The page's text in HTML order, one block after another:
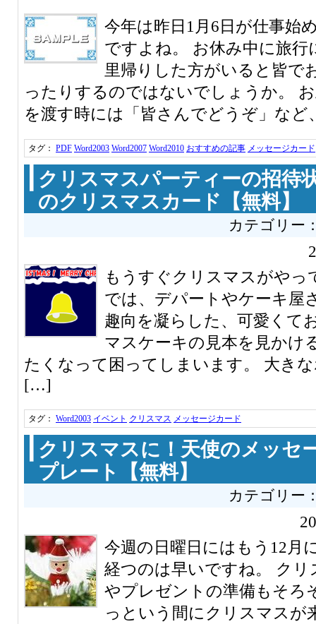
今年は昨日1月6日が仕事始
ですよね。 お休み中に旅行
里帰りした方がいると皆で
ったりするのではないでしょうか。
を渡す時には「皆さんでどうぞ」な
タグ： PDF Word2003 Word2007 Word2010 おすすめの記事 メッセージカード
クリスマスパーティーの招待
のクリスマスカード【無料】
カテゴリー
もうすぐクリスマスがやっ
では、デパートやケーキ屋
趣向を凝らした、可愛くて
マスケーキの見本を見かけ
たくなって困ってしまいます。 大き
[…]
タグ： Word2003 イベント クリスマス メッセージカード
クリスマスに！天使のメッセ
プレート【無料】
カテゴリー
今週の日曜日にはもう12月
経つのは早いですね。 ク
やプレゼントの準備もそろ
っという間にクリスマスが